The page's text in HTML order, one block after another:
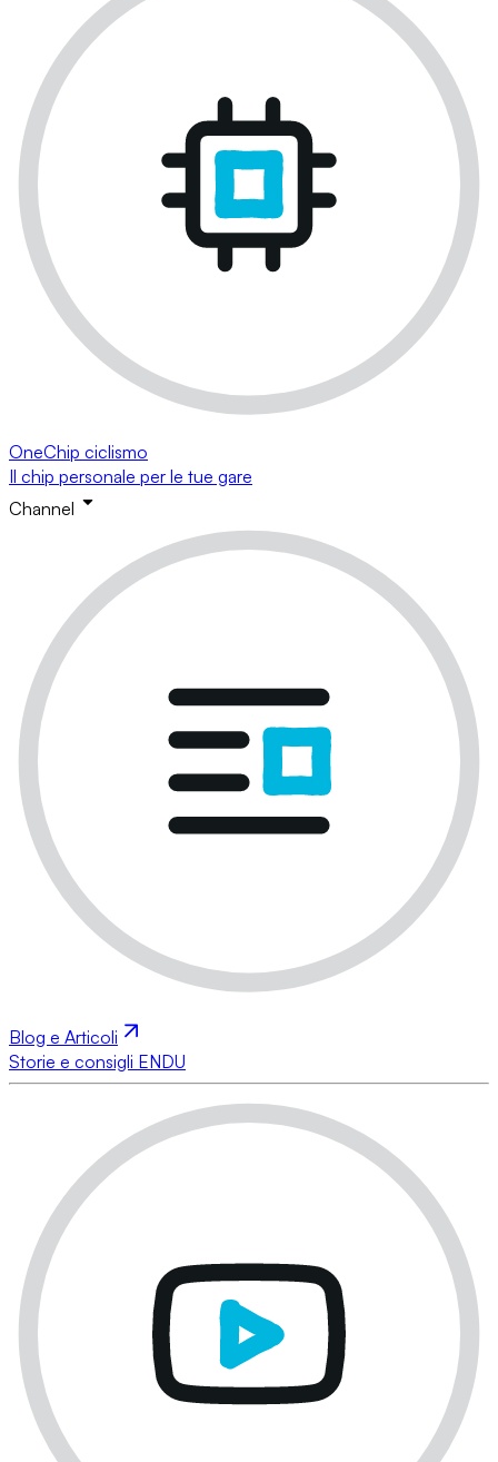
OneChip ciclismo
Il chip personale per le tue gare
Channel
Blog e Articoli
Storie e consigli ENDU